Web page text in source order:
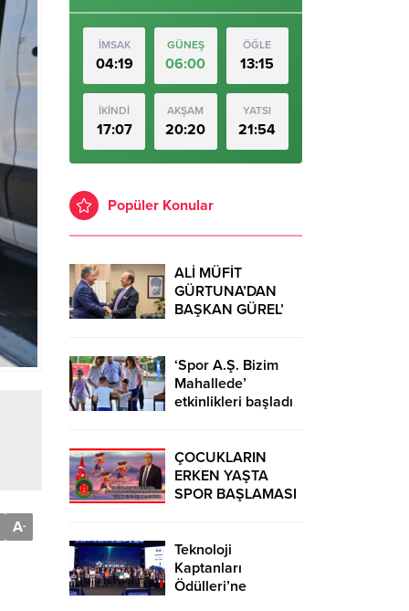
A-
İMSAK
04:19
GÜNEŞ
06:00
ÖĞLE
13:15
İKİNDİ
17:07
AKŞAM
20:20
YATSI
21:54
Popüler Konular
ALİ MÜFİT
GÜRTUNA’DAN
BAŞKAN GÜREL’
‘Spor A.Ş. Bizim
Mahallede’
etkinlikleri başladı
ÇOCUKLARIN
ERKEN YAŞTA
SPOR BAŞLAMASI
UZAK TUTUMUŞ
OLACAKTIR
Teknoloji
Kaptanları
Ödülleri’ne